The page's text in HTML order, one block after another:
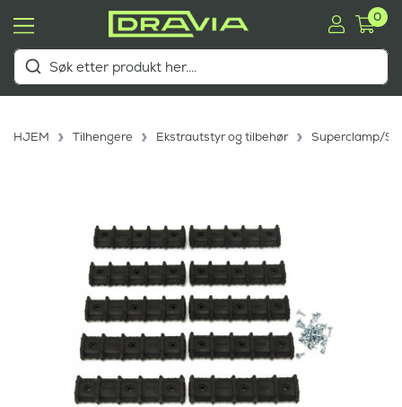
0
HJEM Tilhengere Ekstrautstyr og tilbehør Superclamp/